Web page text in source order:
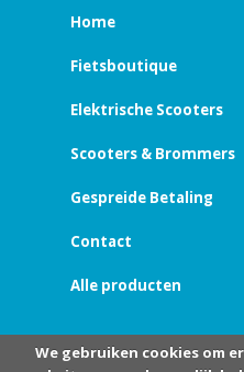
Home
Fietsboutique
Elektrische Scooters
Scooters & Brommers
Gespreide Betaling
Contact
Alle producten
We gebruiken cookies om